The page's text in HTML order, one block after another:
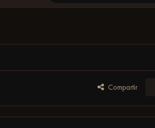
Compartir